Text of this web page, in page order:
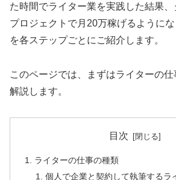
た時間でライター業を実践した結果、
プロジェクトで月20万稼げるように
を各ステップごとにご紹介します。
このページでは、まずはライターの
解説します。
目次
ライターの仕事の種類
個人で企業と契約して執筆するラ